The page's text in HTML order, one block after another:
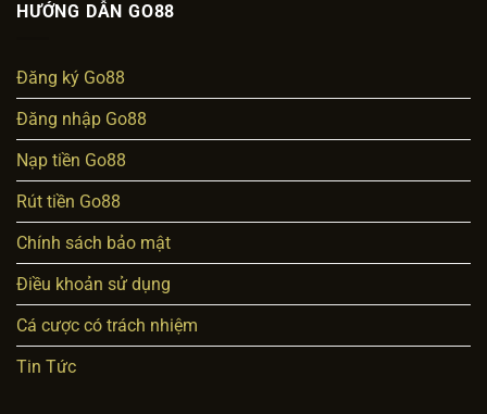
HƯỚNG DẪN GO88
Đăng ký Go88
Đăng nhập Go88
Nạp tiền Go88
Rút tiền Go88
Chính sách bảo mật
Điều khoản sử dụng
Cá cược có trách nhiệm
Tin Tức